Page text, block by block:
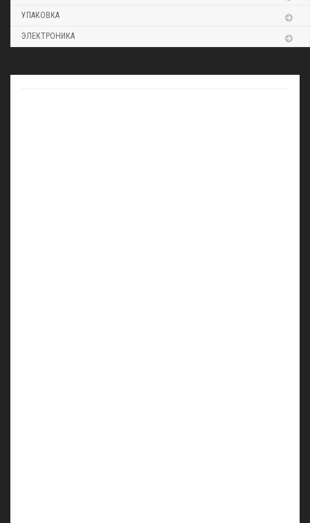
УПАКОВКА
ЭЛЕКТРОНИКА